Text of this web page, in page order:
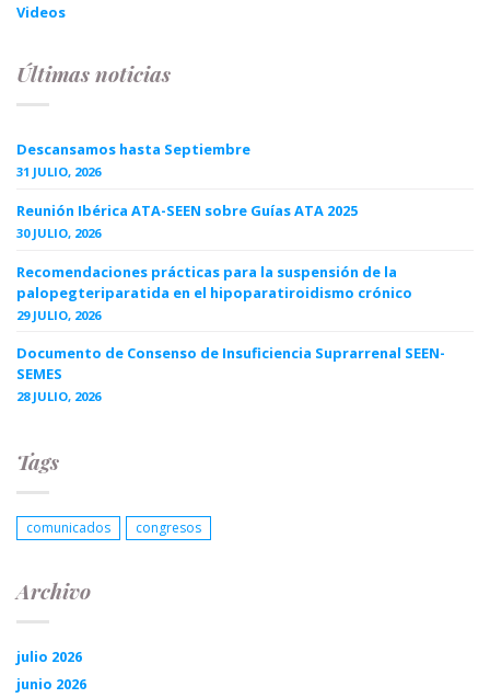
Videos
Últimas noticias
Descansamos hasta Septiembre
31 JULIO, 2026
Reunión Ibérica ATA-SEEN sobre Guías ATA 2025
30 JULIO, 2026
Recomendaciones prácticas para la suspensión de la
palopegteriparatida en el hipoparatiroidismo crónico
29 JULIO, 2026
Documento de Consenso de Insuficiencia Suprarrenal SEEN-
SEMES
28 JULIO, 2026
Tags
comunicados congresos
Archivo
julio 2026
junio 2026